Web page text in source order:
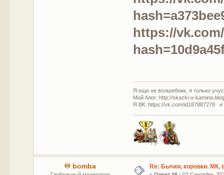
https://vk.com/
Я еще не волшебник, я только
Мой блог: http://skazki-u-
Я ВК: https://vk.com/id187887278 и
bomba Re: Бычки, коровки. МК,